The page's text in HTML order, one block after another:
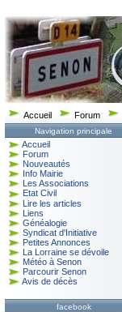
Accueil Forum
Navigation principale
Accueil
Forum
Nouveautés
Info Mairie
Les Associations
Etat Civil
Lire les articles
Liens
Généalogie
Syndicat d'Initiative
Petites Annonces
La Lorraine se dévoile
Météo à Senon
Parcourir Senon
Avis de décès
facebook